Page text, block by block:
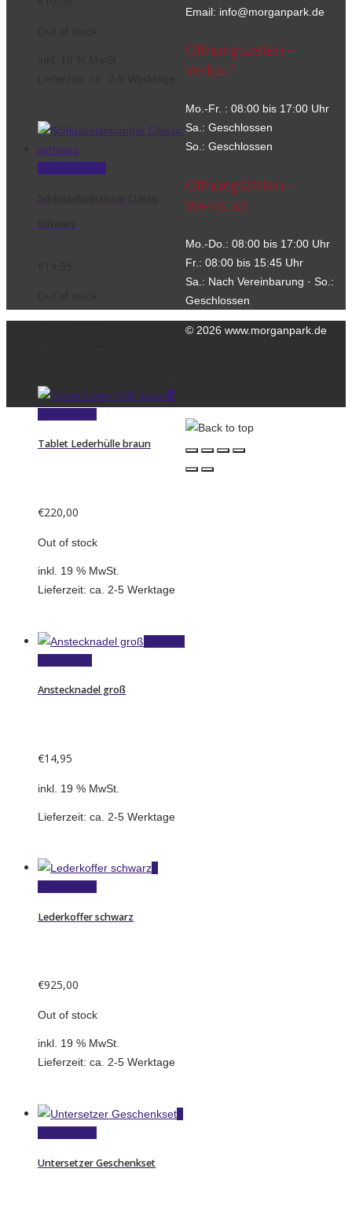
inkl. 19 % MwSt.
Tablet Lederhülle braun
€220,00
Out of stock
inkl. 19 % MwSt.
Lieferzeit: ca. 2-5 Werktage
Anstecknadel groß
€14,95
inkl. 19 % MwSt.
Lieferzeit: ca. 2-5 Werktage
Lederkoffer schwarz
€925,00
Out of stock
inkl. 19 % MwSt.
Lieferzeit: ca. 2-5 Werktage
Untersetzer Geschenkset
Email: info@morganpark.de
Öffnungszeiten –
Verkauf
Mo.-Fr. : 08:00 bis 17:00 Uhr
Sa.: Geschlossen
So.: Geschlossen
Öffnungszeiten –
Werkstatt
Mo.-Do.: 08:00 bis 17:00 Uhr
Fr.: 08:00 bis 15:45 Uhr
Sa.: Nach Vereinbarung · So.:
Geschlossen
© 2026 www.morganpark.de